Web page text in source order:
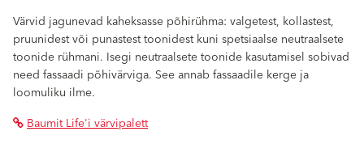
Värvid jagunevad kaheksasse põhirühma: valgetest, kollastest,
pruunidest või punastest toonidest kuni spetsiaalse neutraalsete
toonide rühmani. Isegi neutraalsete toonide kasutamisel sobivad
need fassaadi põhivärviga. See annab fassaadile kerge ja
loomuliku ilme.
Baumit Life'i värvipalett